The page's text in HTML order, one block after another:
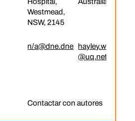
Westmead,
NSW, 2145
n/a@dne.dne hayley.walsh
@uq.net.au
Contactar con autores